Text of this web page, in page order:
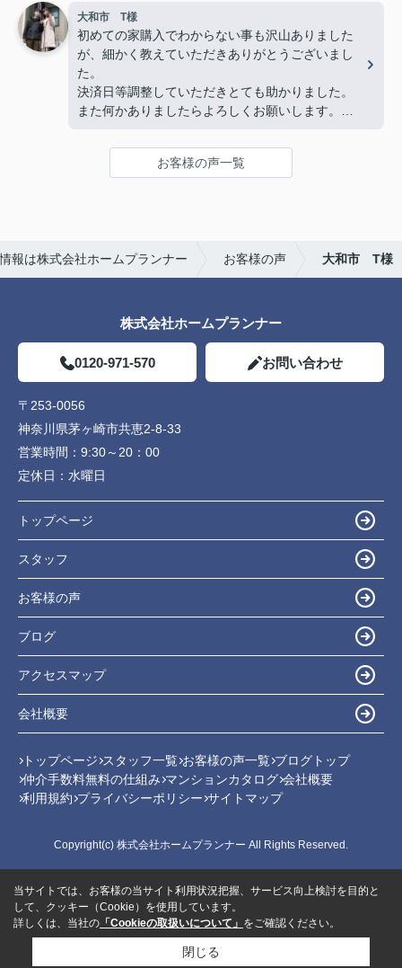
心感を感じるほど信頼していました。
物件探しだけでなく、気持ちの面でも支えていただ
き、本当に感謝しています。
心からおすすめしたい不動産屋さんです。
今後も何かありましたらよろしくお願いいたしま
す！(よろしくお願いします)
大和市 T様
初めての家購入でわからない事も沢山ありました
が、細かく教えていただきありがとうございまし
た。
決済日等調整していただきとても助かりました。
また何かありましたらよろしくお願いします。
さんの対応は丁寧かつ説明がわかりやすく、仲介手
数料が無料であるため選びました。
ホームプランナーさんでは購入者目線で相談に乗っ
てくれます。
お客様の声一覧
報は株式会社ホームプランナー お客様の声 大和市 T様
株式会社ホームプランナー
0120-971-570 お問い合わせ
〒253-0056
神奈川県茅ヶ崎市共恵2-8-33
営業時間： 9:30～20：00
定休日： 水曜日
トップページ
スタッフ
お客様の声
ブログ
アクセスマップ
会社概要
トップページ スタッフ一覧 お客様の声一覧 ブログトップ
仲介手数料無料の仕組み マンションカタログ 会社概要
利用規約 プライバシーポリシー サイトマップ
Copyright(c) 株式会社ホームプランナー All Rights Reserved.
当サイトでは、お客様の当サイト利用状況把握、サービス向上検討を目的と
して、クッキー（Cookie）を使用しています。
詳しくは、当社の 「Cookieの取扱いについて」 をご確認ください。
閉じる